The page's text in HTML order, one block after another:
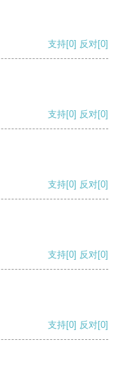
支持[0] 反对[0]
支持[0] 反对[0]
支持[0] 反对[0]
支持[0] 反对[0]
支持[0] 反对[0]